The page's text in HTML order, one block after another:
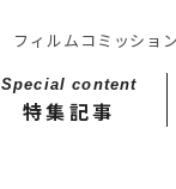
フィルムコミッショ
Special content
特集記事